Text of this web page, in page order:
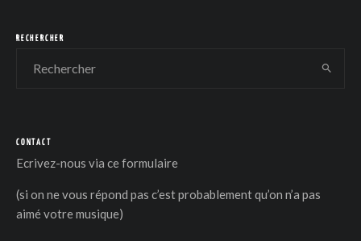
RECHERCHER
CONTACT
Ecrivez-nous via ce formulaire
(si on ne vous répond pas c’est probablement qu’on n’a pas
aimé votre musique)